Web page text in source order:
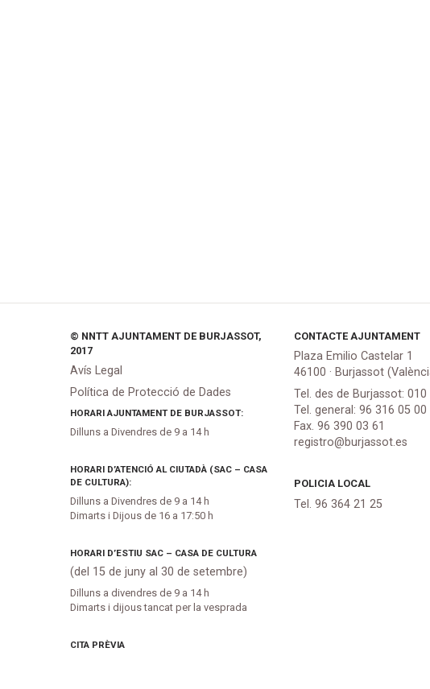
© NNTT AJUNTAMENT DE BURJASSOT,
2017
Avís Legal
Política de Protecció de Dades
HORARI AJUNTAMENT DE BURJASSOT:
Dilluns a Divendres de 9 a 14 h
HORARI D’ATENCIÓ AL CIUTADÀ (SAC – CASA
DE CULTURA):
Dilluns a Divendres de 9 a 14 h
Dimarts i Dijous de 16 a 17:50 h
HORARI D’ESTIU SAC – CASA DE CULTURA
(del 15 de juny al 30 de setembre)
Dilluns a divendres de 9 a 14 h
Dimarts i dijous tancat per la vesprada
CITA PRÈVIA
CONTACTE AJUNTAMENT
Plaza Emilio Castelar 1
46100 · Burjassot
Tel. des de Burjassot: 010
Tel. general: 96 316 05 00
Fax. 96 390 03 61
registro@burjassot.es
POLICIA LOCAL
Tel. 96 364 21 25